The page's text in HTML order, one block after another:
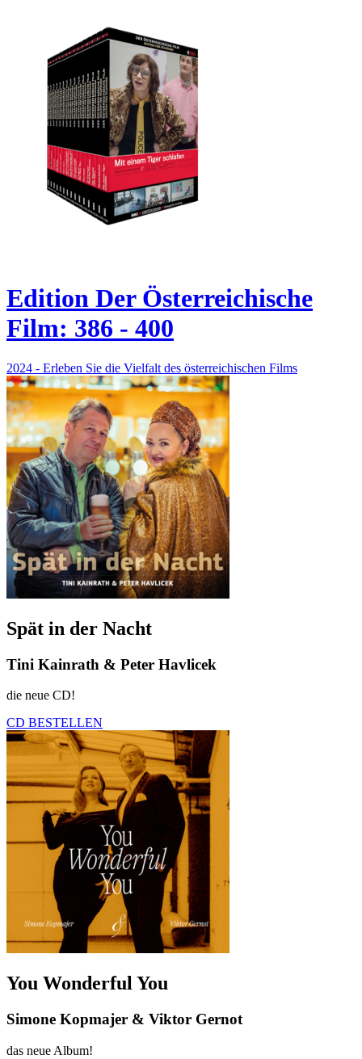
Edition Der Österreichische
Film: 386 - 400
2024 - Erleben Sie die Vielfalt des österreichischen Films
Spät in der Nacht
Tini Kainrath & Peter Havlicek
die neue CD!
CD BESTELLEN
You Wonderful You
Simone Kopmajer & Viktor Gernot
das neue Album!